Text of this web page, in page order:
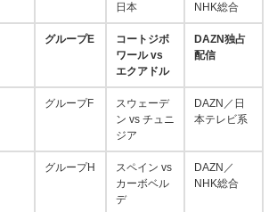
日本
NHK総合
グループE
コートジボ
ワール vs
エクアドル
DAZN独占
配信
グループF
スウェーデ
ン vs チュニ
ジア
DAZN／日
本テレビ系
グループH
スペイン vs
カーボベル
デ
DAZN／
NHK総合